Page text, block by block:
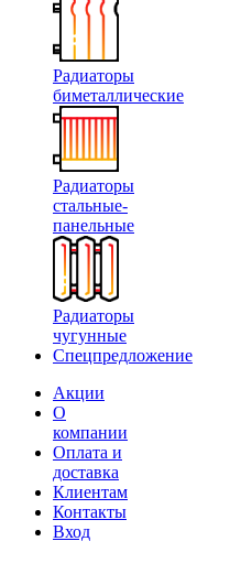
Радиаторы
биметаллические
Радиаторы
стальные-
панельные
Радиаторы
чугунные
Спецпредложение
Акции
О
компании
Оплата и
доставка
Клиентам
Контакты
Вход